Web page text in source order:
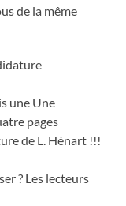
de la même
une Une
pages
de L. Hénart !!!
? Les lecteurs